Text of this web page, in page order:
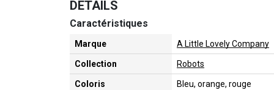
DETAILS
Caractéristiques
Marque A Little Lovely Company
Collection Robots
Coloris Bleu, orange, rouge